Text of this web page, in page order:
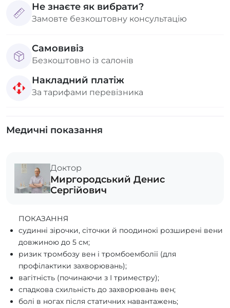
Не знаєте як вибрати?
Замовте безкоштовну консультацію
Самовивіз
Безкоштовно із салонів
Накладний платіж
За тарифами перевізника
Медичні показання
Доктор
Миргородський Денис
Сергійович
ПОКАЗАННЯ
судинні зірочки, сіточки й поодинокі розширені вени
довжиною до 5 см;
ризик тромбозу вен і тромбоемболії (для
профілактики захворювань);
вагітність (починаючи з І триместру);
спадкова схильність до захворювань вен;
болі в ногах після статичних навантажень;